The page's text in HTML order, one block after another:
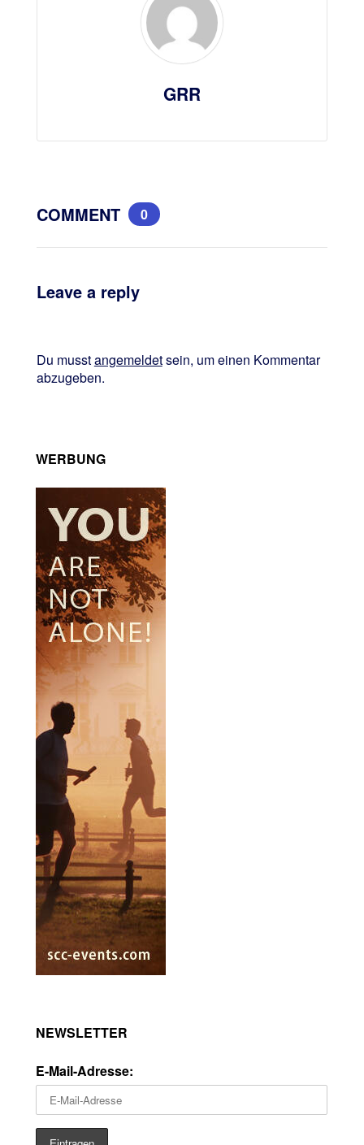
GRR
COMMENT 0
Leave a reply
Du musstangemeldetsein, um einen Kommentar
abzugeben.
WERBUNG
NEWSLETTER
E-Mail-Adresse: